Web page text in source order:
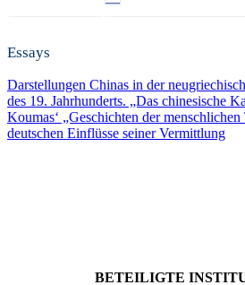
Essays
Darstellungen Chinas in der
des 19. Jahrhunderts. „Das chinesische
Koumas‘ „Geschichten der
deutschen Einflüsse seiner Vermittlung
BETEILIGTE